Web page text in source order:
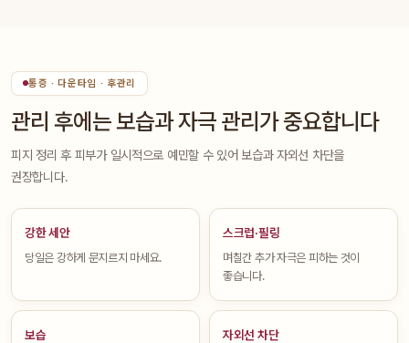
통증 · 다운타임 · 후관리
관리 후에는 보습과 자극 관리가 중요합니다
피지 정리 후 피부가 일시적으로 예민할 수 있어 보습과 자외선 차단을
권장합니다.
강한 세안
당일은 강하게 문지르지 마세요.
스크럽·필링
며칠간 추가 자극은 피하는 것이
좋습니다.
보습 자외선 차단